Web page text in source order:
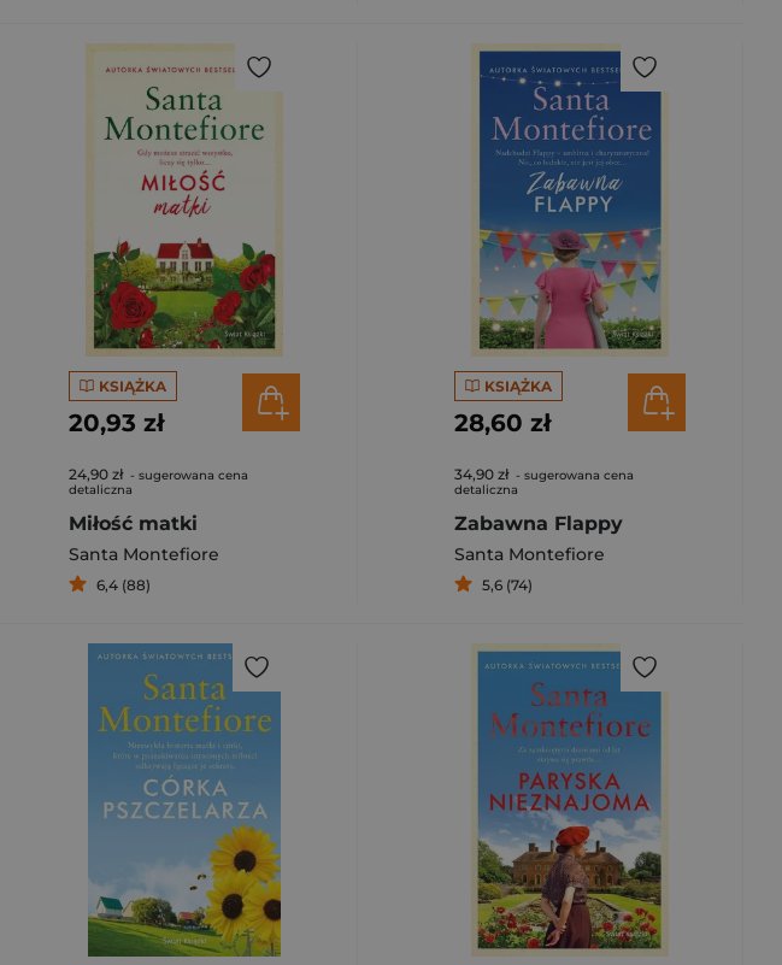
KSIĄŻKA
20,93 zł
24,90 zł - sugerowana cena
detaliczna
Miłość matki
Santa Montefiore
6,4 (88)
KSIĄŻKA
28,60 zł
34,90 zł - sugerowana cena
detaliczna
Zabawna Flappy
Santa Montefiore
5,6 (74)